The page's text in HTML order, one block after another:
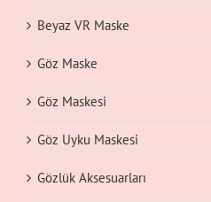
Beyaz VR Maske
Göz Maske
Göz Maskesi
Göz Uyku Maskesi
Gözlük Aksesuarları